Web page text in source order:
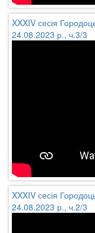
XXXIV сесія
24.08.2023 р., ч.3/3
XXXIV сесія
24.08.2023 р., ч.2/3